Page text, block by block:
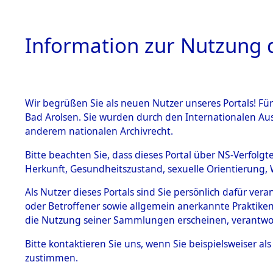
HOME
BESTÄNDE
Inhaftierungsdoku
mente
1.2.9 Beim ITS
verwahrte
1.2.9.1
Effekten aus
0043
Information zur Nutzung
Wir begrüßen Sie als neuen Nutzer unseres Portals!
Bad Arolsen. Sie wurden durch den Internationalen
anderem nationalen Archivrecht.
Bitte beachten Sie, dass dieses Portal über NS-
Herkunft, Gesundheitszustand, sexuelle
Als Nutzer dieses Portals sind Sie persönlich dafür
oder Betroffener sowie allgemein anerkannte
die Nutzung seiner Sammlungen erscheinen,
Bitte kontaktieren Sie uns, wenn Sie beispielsweiser
zustimmen.